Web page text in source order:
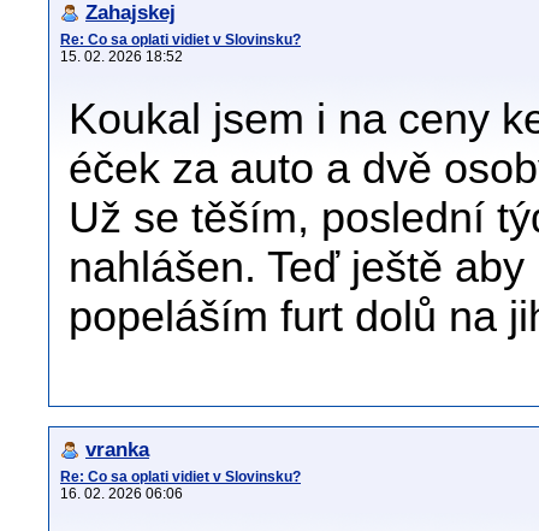
Zahajskej
Re: Co sa oplati vidiet v Slovinsku?
15. 02. 2026 18:52
Koukal jsem i na ceny
éček za auto a dvě
Už se těším, poslední
nahlášen. Teď ještě
popeláším furt dolů na
vranka
Re: Co sa oplati vidiet v Slovinsku?
16. 02. 2026 06:06